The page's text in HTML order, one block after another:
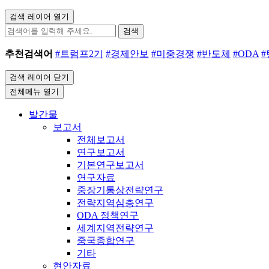
검색 레이어 열기
검색
추천검색어 #트럼프2기 #경제안보 #미중경쟁 #반도체 #ODA #
검색 레이어 닫기
전체메뉴 열기
발간물
보고서
전체보고서
연구보고서
기본연구보고서
연구자료
중장기통상전략연구
전략지역심층연구
ODA 정책연구
세계지역전략연구
중국종합연구
기타
현안자료